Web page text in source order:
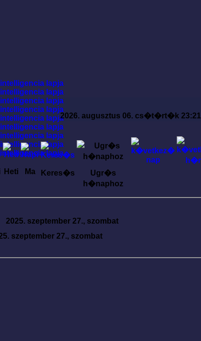
2026. augusztus 06. cs�t�rt�k 23:21
Heti Ma Keres�s
Ugr�s
h�naphoz
2025. szeptember 27., szombat
szeptember 27., szombat